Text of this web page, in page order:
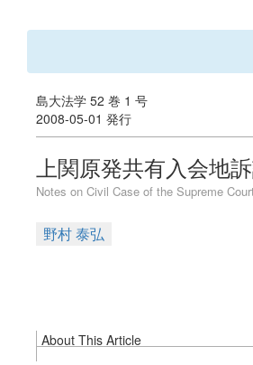
島大法学 52 巻 1 号
2008-05-01 発行
上関原発共有入会地
Notes on Civil Case of the Supreme
野村 泰弘
About This Article